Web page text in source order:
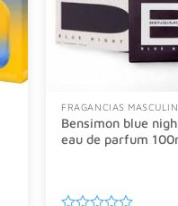
FRAGANCIAS
Bensimon blue
eau de parfum